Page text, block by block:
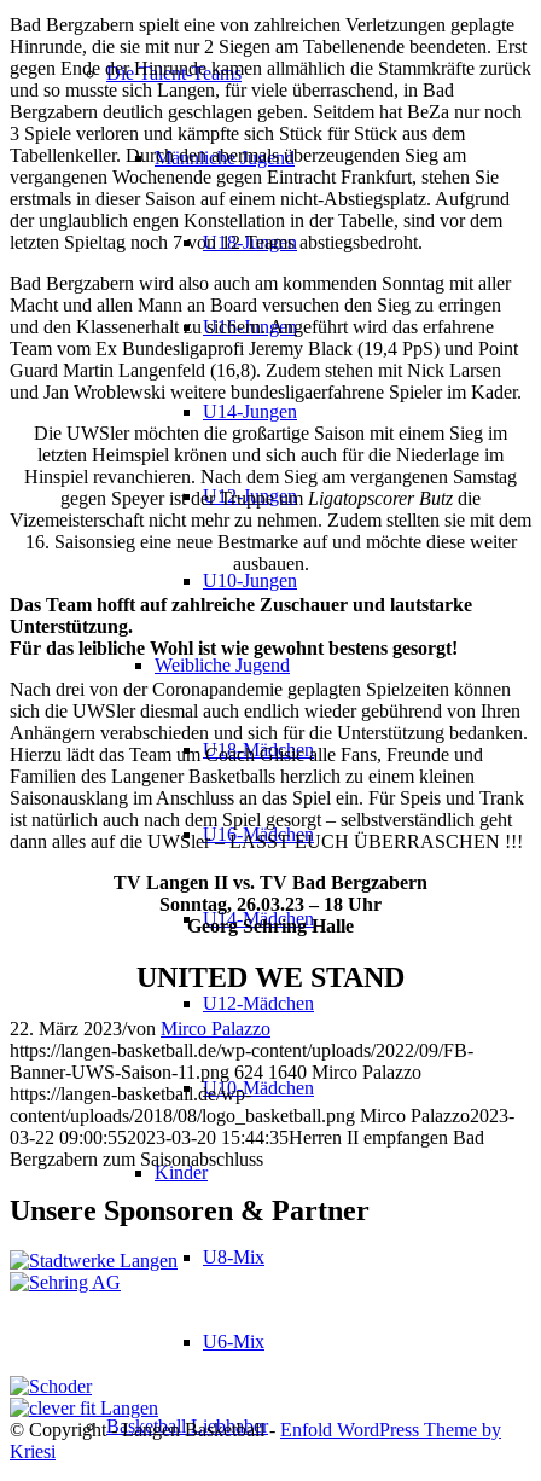
Die Talent-Teams
Männliche Jugend
U18-Jungen
U16-Jungen
U14-Jungen
U12-Jungen
U10-Jungen
Weibliche Jugend
U18-Mädchen
U16-Mädchen
U14-Mädchen
U12-Mädchen
U10-Mädchen
Kinder
U8-Mix
U6-Mix
Basketball Liebhaber
Bad Bergzabern spielt eine von zahlreichen Verletzungen geplagte
Hinrunde, die sie mit nur 2 Siegen am Tabellenende beendeten. Erst
gegen Ende der Hinrunde kamen allmählich die Stammkräfte zurück
und so musste sich Langen, für viele überraschend, in Bad
Bergzabern deutlich geschlagen geben. Seitdem hat BeZa nur noch
3 Spiele verloren und kämpfte sich Stück für Stück aus dem
Tabellenkeller. Durch den abermals überzeugenden Sieg am
vergangenen Wochenende gegen Eintracht Frankfurt, stehen Sie
erstmals in dieser Saison auf einem nicht-Abstiegsplatz. Aufgrund
der unglaublich engen Konstellation in der Tabelle, sind vor dem
letzten Spieltag noch 7 von 12 Teams abstiegsbedroht.
Bad Bergzabern wird also auch am kommenden Sonntag mit aller
Macht und allen Mann an Board versuchen den Sieg zu erringen
und den Klassenerhalt zu sichern. Angeführt wird das erfahrene
Team vom Ex Bundesligaprofi Jeremy Black (19,4 PpS) und Point
Guard Martin Langenfeld (16,8). Zudem stehen mit Nick Larsen
und Jan Wroblewski weitere bundesligaerfahrene Spieler im Kader.
Die UWSler möchten die großartige Saison mit einem Sieg im
letzten Heimspiel krönen und sich auch für die Niederlage im
Hinspiel revanchieren. Nach dem Sieg am vergangenen Samstag
gegen Speyer ist der Truppe um Ligatopscorer Butz die
Vizemeisterschaft nicht mehr zu nehmen. Zudem stellten sie mit dem
16. Saisonsieg eine neue Bestmarke auf und möchte diese weiter
ausbauen.
Das Team hofft auf zahlreiche Zuschauer und lautstarke
Unterstützung.
Für das leibliche Wohl ist wie gewohnt bestens gesorgt!
Nach drei von der Coronapandemie geplagten Spielzeiten können
sich die UWSler diesmal auch endlich wieder gebührend von Ihren
Anhängern verabschieden und sich für die Unterstützung bedanken.
Hierzu lädt das Team um Coach Glisic alle Fans, Freunde und
Familien des Langener Basketballs herzlich zu einem kleinen
Saisonausklang im Anschluss an das Spiel ein. Für Speis und Trank
ist natürlich auch nach dem Spiel gesorgt – selbstverständlich geht
dann alles auf die UWSler – LASST EUCH ÜBERRASCHEN !!!
TV Langen II vs. TV Bad Bergzabern
Sonntag, 26.03.23 – 18 Uhr
Georg Sehring Halle
UNITED WE STAND
22. März 2023/von Mirco Palazzo
https://langen-basketball.de/wp-content/uploads/2022/09/FB-
Banner-UWS-Saison-11.png 624 1640 Mirco Palazzo
https://langen-basketball.de/wp-
content/uploads/2018/08/logo_basketball.png Mirco Palazzo2023-
03-22 09:00:552023-03-20 15:44:35Herren II empfangen Bad
Bergzabern zum Saisonabschluss
Unsere Sponsoren & Partner
© Copyright - Langen Basketball - Enfold WordPress Theme by
Kriesi